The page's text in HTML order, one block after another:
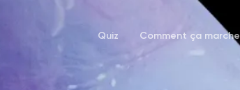
Quiz Comment ça marche